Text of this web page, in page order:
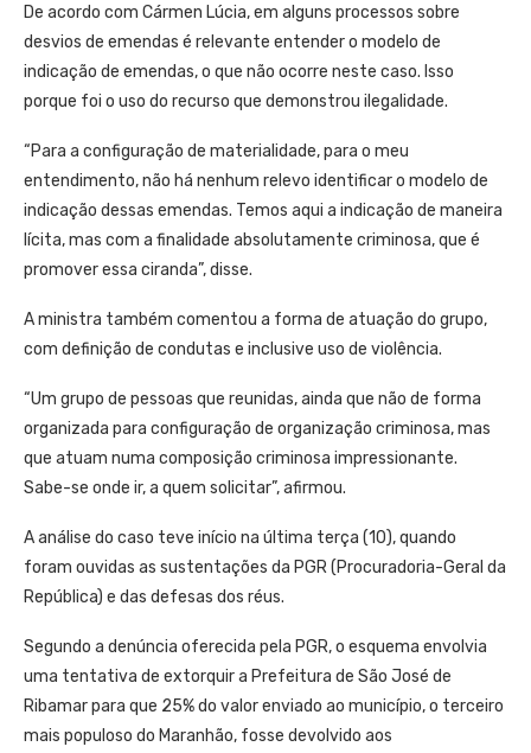
De acordo com Cármen Lúcia, em alguns processos sobre
desvios de emendas é relevante entender o modelo de
indicação de emendas, o que não ocorre neste caso. Isso
porque foi o uso do recurso que demonstrou ilegalidade.
“Para a configuração de materialidade, para o meu
entendimento, não há nenhum relevo identificar o modelo de
indicação dessas emendas. Temos aqui a indicação de maneira
lícita, mas com a finalidade absolutamente criminosa, que é
promover essa ciranda”, disse.
A ministra também comentou a forma de atuação do grupo,
com definição de condutas e inclusive uso de violência.
“Um grupo de pessoas que reunidas, ainda que não de forma
organizada para configuração de organização criminosa, mas
que atuam numa composição criminosa impressionante.
Sabe-se onde ir, a quem solicitar”, afirmou.
A análise do caso teve início na última terça (10), quando
foram ouvidas as sustentações da PGR (Procuradoria-Geral da
República) e das defesas dos réus.
Segundo a denúncia oferecida pela PGR, o esquema envolvia
uma tentativa de extorquir a Prefeitura de São José de
Ribamar para que 25% do valor enviado ao município, o terceiro
mais populoso do Maranhão, fosse devolvido aos